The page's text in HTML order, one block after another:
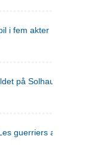
i fem akter
på Solhaug
guerriers a Helgeland